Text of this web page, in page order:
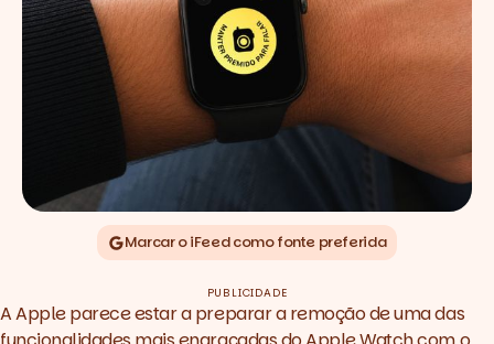
Marcar o iFeed como fonte preferida
PUBLICIDADE
A Apple parece estar a preparar a remoção de uma das